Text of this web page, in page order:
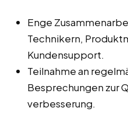
Enge
Technikern,
Kundensupport.
Teilnahme an
Besprechungen zur
verbesserung.